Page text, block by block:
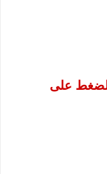
الضغط على